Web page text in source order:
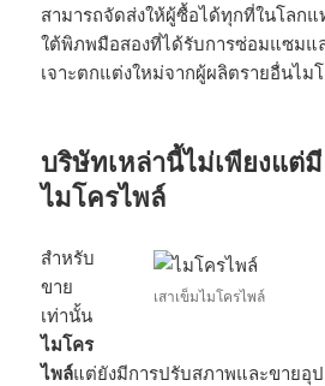
สามารถจัดส่งให้ผู้ซื้อได้ทุกที่ในโลก
ใต้พิภพมือสองที่ได้รับการซ่อมแซมแ
เจาะตกแต่งใหม่จากผู้ผลิตรายอื่นไม
บริษัทเหล่านี้ไม่เพียงแต่
ไมโครไพล์
เสาเข็มไมโครไพล์
สำหรับ
ขาย
เท่านั้น
ไมโคร
ไพล์แต่ยังมีการปรับสภาพและขายอุ